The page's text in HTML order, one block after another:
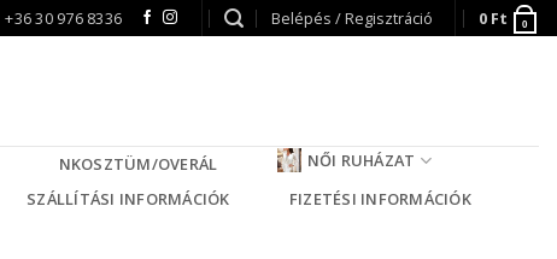
+36 30 976 8336 Belépés / Regisztráció 0 Ft 0
NKOSZTÜM/OVERÁL
NŐI RUHÁZAT
SZÁLLÍTÁSI INFORMÁCIÓK
FIZETÉSI INFORMÁCIÓK